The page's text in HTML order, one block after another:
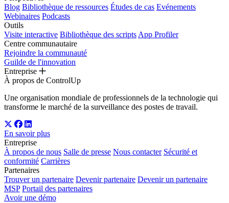
Blog Bibliothèque de ressources Études de cas Evénements
Webinaires Podcasts
Outils
Visite interactive Bibliothèque des scripts App Profiler
Centre communautaire
Rejoindre la communauté
Guilde de l'innovation
Entreprise
À propos de ControlUp
Une organisation mondiale de professionnels de la technologie qui
transforme le marché de la surveillance des postes de travail.
En savoir plus
Entreprise
À propos de nous Salle de presse Nous contacter Sécurité et
conformité Carrières
Partenaires
Trouver un partenaire Devenir partenaire Devenir un partenaire
MSP Portail des partenaires
Avoir une démo